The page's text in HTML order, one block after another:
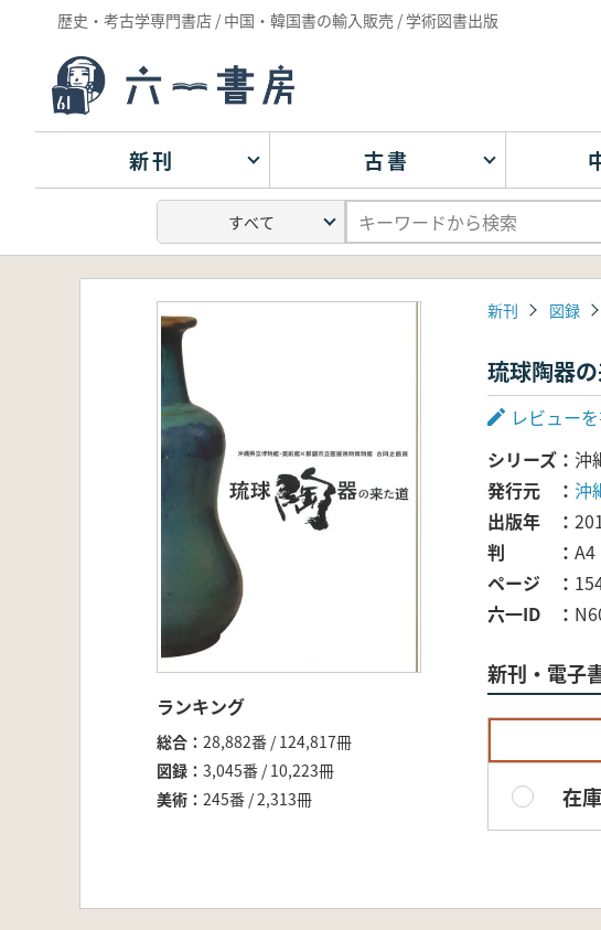
歴史・考古学専門書店 / 中国・韓国書の輸入販売 / 学術図書出版
新刊 古書
ランキング
総合
28,882番 / 124,817冊
図録
3,045番 / 10,223冊
美術
245番 / 2,313冊
新刊 図録
琉球陶器
レビュー
シリーズ
沖
発行元
沖
出版年
判
A4
ページ
六一ID
新刊・電子
在